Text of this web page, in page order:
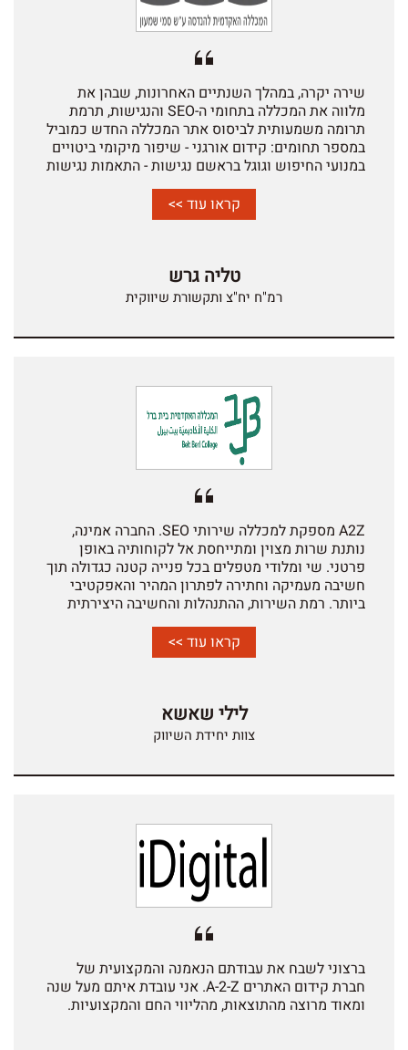
שירה יקרה, במהלך השנתיים האחרונות, שבהן את
מלווה את המכללה בתחומי ה-SEO והנגישות, תרמת
תרומה משמעותית לביסוס אתר המכללה החדש כמוביל
במספר תחומים: קידום אורגני - שיפור מיקומי ביטויים
במנועי החיפוש וגוגל בראשם נגישות - התאמות נגישות
לאתר בכל ההיבטים. ניהול נכס דיגיטלי - הצעות ויוזמות
תוכן איכותית שקידמו המותג. האתר מורכב מאוד ומכיל
תכנים רבים. מאחורי הקלעים השקעת מאמצים רבים
היעיל והאדיב שאנו זוכים לקבל ממך באופן שוטף.
הצעותייך, היוזמות שאת מגלה וחשיבתך המקורית
מוערכות על ידינו מאוד, והן באות לידי ביטוי ביישום
קראו עוד >>
טליה גרש
רמ"ח יח"צ ותקשורת שיווקית
A2Z מספקת למכללה שירותי SEO. החברה אמינה,
נותנת שרות מצוין ומתייחסת אל לקוחותיה באופן
פרטני. שי ומלודי מטפלים בכל פנייה קטנה כגדולה תוך
חשיבה מעמיקה וחתירה לפתרון המהיר והאפקטיבי
ביותר. רמת השירות, ההתנהלות והחשיבה היצירתית
מספקות אותנו מאוד ומעניקות תחושה של שותפות
מלאה ומקצוענות. ממליצות בחום להסתייע בשירותי
קראו עוד >>
לילי שאשא
צוות יחידת השיווק
ברצוני לשבח את עבודתם הנאמנה והמקצועית של
חברת קידום האתרים A-2-Z. אני עובדת איתם מעל שנה
ומאוד מרוצה מהתוצאות, מהליווי החם והמקצועיות.